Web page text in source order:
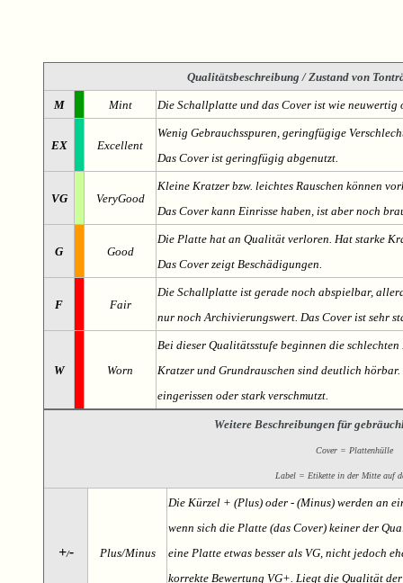
Qualitätsbeschreibung / Zustand von
M Mint Die Schallplatte und das Cover ist wie
EX Excellent
Wenig Gebrauchsspuren, geringfügige
Das Cover ist geringfügig abgenutzt.
VG VeryGood
Kleine Kratzer bzw. leichtes Rauschen können
Das Cover kann Einrisse haben, ist aber noch
G Good
Die Platte hat an Qualität verloren. Hat starke
Das Cover zeigt Beschädigungen.
F Fair
Die Schallplatte ist gerade noch abspielbar,
nur noch Archivierungswert. Das Cover ist sehr
W Worn
Bei dieser Qualitätsstufe beginnen die
Kratzer und Grundrauschen sind deutlich
eingerissen oder stark verschmutzt.
Weitere Beschreibungen für
Cover = Plattenhülle
Label = Etikette in der Mitte auf
+/- Plus/Minus
Die Kürzel + (Plus) oder - (Minus) werden an
wenn sich die Platte (das Cover) keiner der
eine Platte etwas besser als VG, nicht jedoch
korrekte Bewertung VG+. Liegt die Qualität